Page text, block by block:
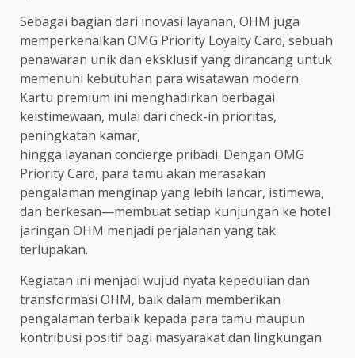
Sebagai bagian dari inovasi layanan, OHM juga
memperkenalkan OMG Priority Loyalty Card, sebuah
penawaran unik dan eksklusif yang dirancang untuk
memenuhi kebutuhan para wisatawan modern.
Kartu premium ini menghadirkan berbagai
keistimewaan, mulai dari check-in prioritas,
peningkatan kamar,
hingga layanan concierge pribadi. Dengan OMG
Priority Card, para tamu akan merasakan
pengalaman menginap yang lebih lancar, istimewa,
dan berkesan—membuat setiap kunjungan ke hotel
jaringan OHM menjadi perjalanan yang tak
terlupakan.
Kegiatan ini menjadi wujud nyata kepedulian dan
transformasi OHM, baik dalam memberikan
pengalaman terbaik kepada para tamu maupun
kontribusi positif bagi masyarakat dan lingkungan.